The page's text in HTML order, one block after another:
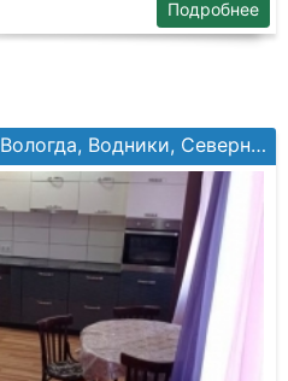
Подробнее
Вологда, Водники, Северная ул, №12а